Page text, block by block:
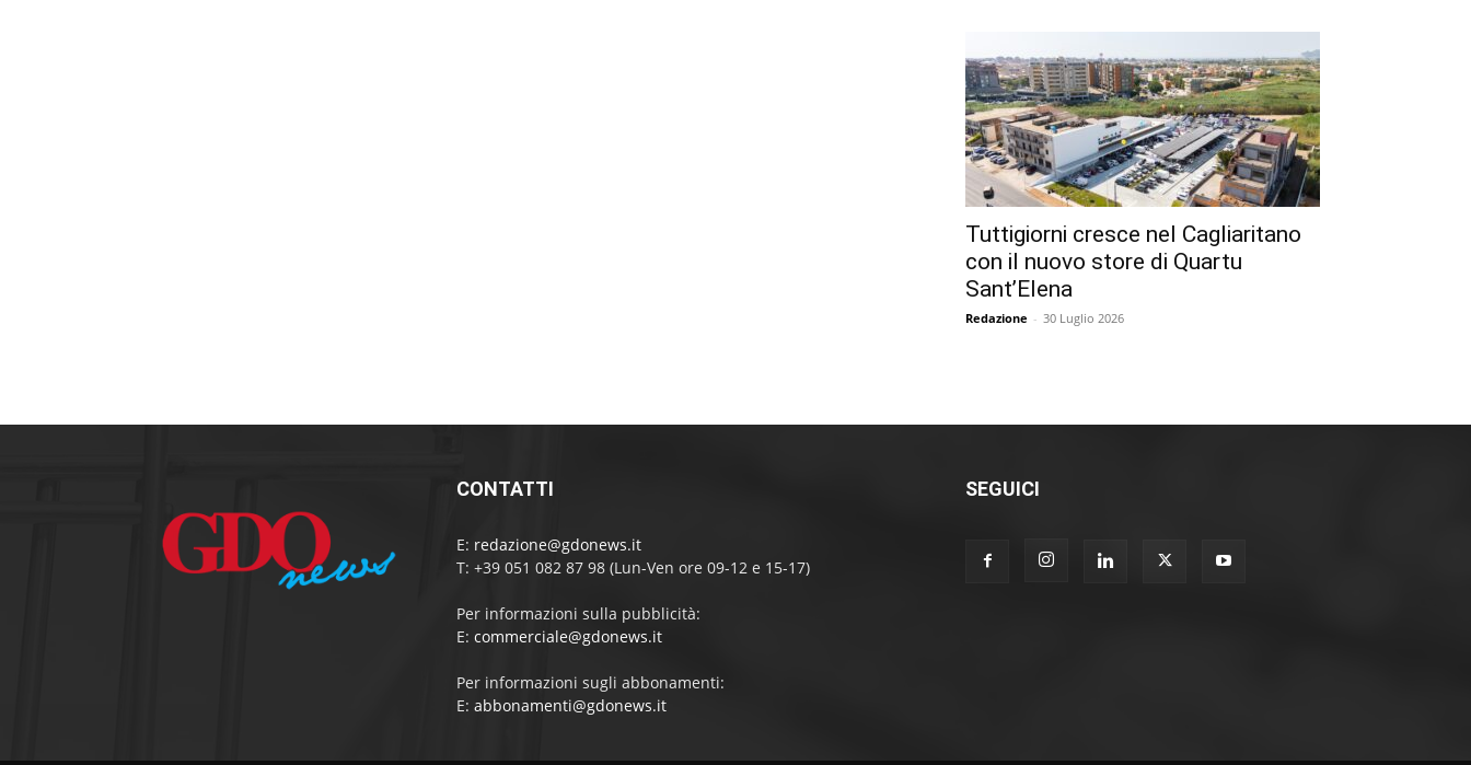
Tuttigiorni cresce nel Cagliaritano
con il nuovo store di Quartu
Sant’Elena
Redazione - 30 Luglio 2026
CONTATTI
E: redazione@gdonews.it
T: +39 051 082 87 98 (Lun-Ven ore 09-12 e 15-17)
Per informazioni sulla pubblicità:
E: commerciale@gdonews.it
Per informazioni sugli abbonamenti:
E: abbonamenti@gdonews.it
SEGUICI